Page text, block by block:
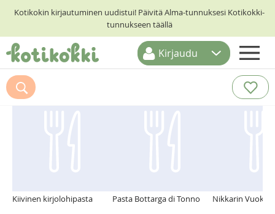
Kotikokin kirjautuminen uudistui! Päivitä Alma-tunnuksesi Kotikokki-
tunnukseen täällä
ETUSIVU
RESEPTIHAKU
Kirjaudu
Suosittelemme myös
Kiivinen kirjolohipasta Pasta Bottarga di Tonno Nikkarin Vuoka